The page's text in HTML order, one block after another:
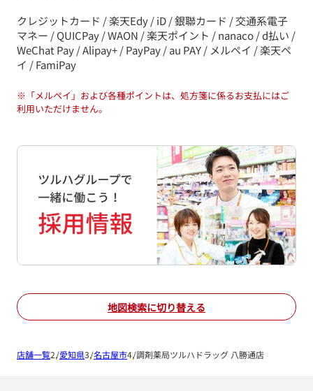
クレジットカード / 楽天Edy / iD / 銀聯カード / 交通系電子
マネー / QUICPay / WAON / 楽天ポイント / nanaco / d払い /
WeChat Pay / Alipay+ / PayPay / au PAY / メルペイ / 楽天ペ
イ / FamiPay
※ 「メルペイ」および各種ポイントは、処方箋に係るお支払にはご
利用いただけません。
地図検索に切り替える
店舗一覧 愛知県 名古屋市 調剤薬局ツルハドラッグ 八勝通店